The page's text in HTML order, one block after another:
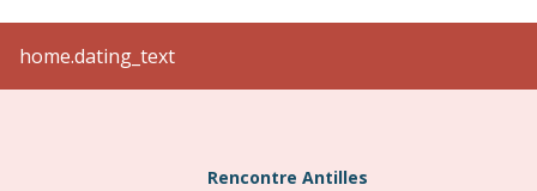
home.dating_text
Rencontre Antilles